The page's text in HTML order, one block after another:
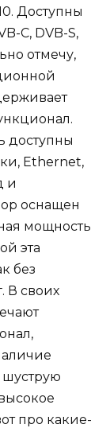
Доступны
C, DVB-S,
отмечу,
доступны
Ethernet,
и
оснащен
мощность
эта
без
В своих
шуструю
про какие-